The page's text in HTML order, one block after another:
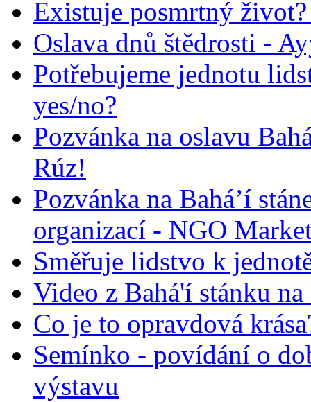
Existuje posmrtný
Oslava dnů štědrosti -
Potřebujeme jednotu
yes/no?
Pozvánka na oslavu
Rúz!
Pozvánka na Bahá’í
organizací - NGO
Směřuje lidstvo k
Video z Bahá'í stánku
Co je to opravdová
Semínko - povídání o
výstavu